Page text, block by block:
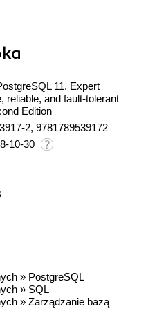
11. Expert
reliable, and fault-tolerant
Edition
2, 9781789539172
10-30
» PostgreSQL
» SQL
» Zarządzanie bazą